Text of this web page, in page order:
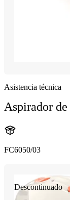
Asistencia técnica
Aspirador de
FC6050/03
Descontinuado